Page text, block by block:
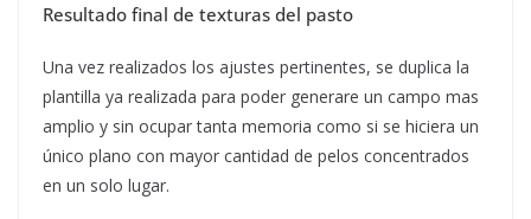
Resultado final de texturas del pasto
Una vez realizados los ajustes pertinentes, se duplica la
plantilla ya realizada para poder generare un campo mas
amplio y sin ocupar tanta memoria como si se hiciera un
único plano con mayor cantidad de pelos concentrados
en un solo lugar.